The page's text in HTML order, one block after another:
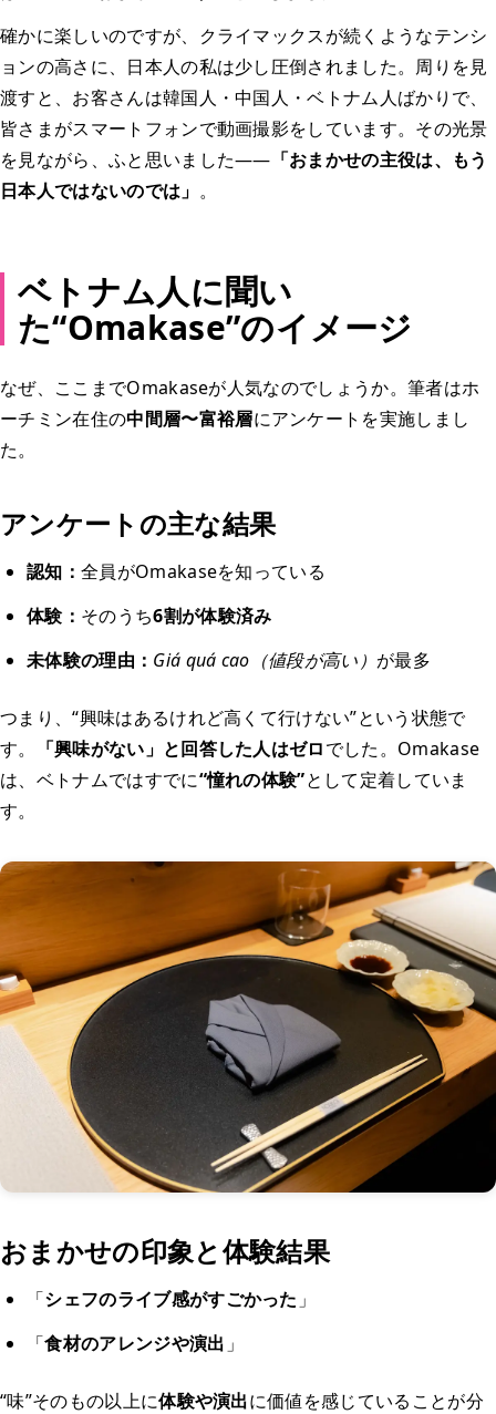
確かに楽しいのですが、クライマックスが続くようなテンシ
ョンの高さに、日本人の私は少し圧倒されました。周りを見
渡すと、お客さんは韓国人・中国人・ベトナム人ばかりで、
皆さまがスマートフォンで動画撮影をしています。その光景
を見ながら、ふと思いました—— 「おまかせの主役は、もう
日本人ではないのでは」 。
ベトナム人に聞い
た“Omakase”のイメージ
なぜ、ここまでOmakaseが人気なのでしょうか。筆者はホ
ーチミン在住の中間層〜富裕層にアンケートを実施しまし
た。
アンケートの主な結果
認知： 全員がOmakaseを知っている
体験： そのうち6割が体験済み
未体験の理由： Giá quá cao（値段が高い） が最多
つまり、“興味はあるけれど高くて行けない”という状態で
す。
「興味がない」と回答した人はゼロでした。Omakase
は、ベトナムではすでに“憧れの体験”として定着していま
す。
おまかせの印象と体験結果
「シェフのライブ感がすごかった 」
「食材のアレンジや演出 」
“味”そのもの以上に体験や演出に価値を感じていることが分